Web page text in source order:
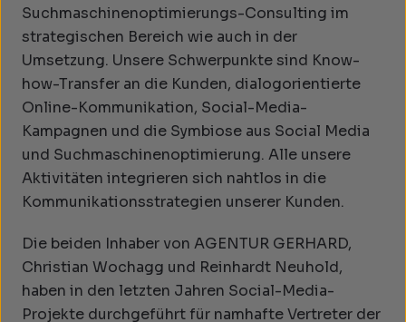
Suchmaschinenoptimierungs-Consulting im
strategischen Bereich wie auch in der
Umsetzung. Unsere Schwerpunkte sind Know-
how-Transfer an die Kunden, dialogorientierte
Online-Kommunikation, Social-Media-
Kampagnen und die Symbiose aus Social Media
und Suchmaschinenoptimierung. Alle unsere
Aktivitäten integrieren sich nahtlos in die
Kommunikationsstrategien unserer Kunden.
Die beiden Inhaber von AGENTUR GERHARD,
Christian Wochagg und Reinhardt Neuhold,
haben in den letzten Jahren Social-Media-
Projekte durchgeführt für namhafte Vertreter der